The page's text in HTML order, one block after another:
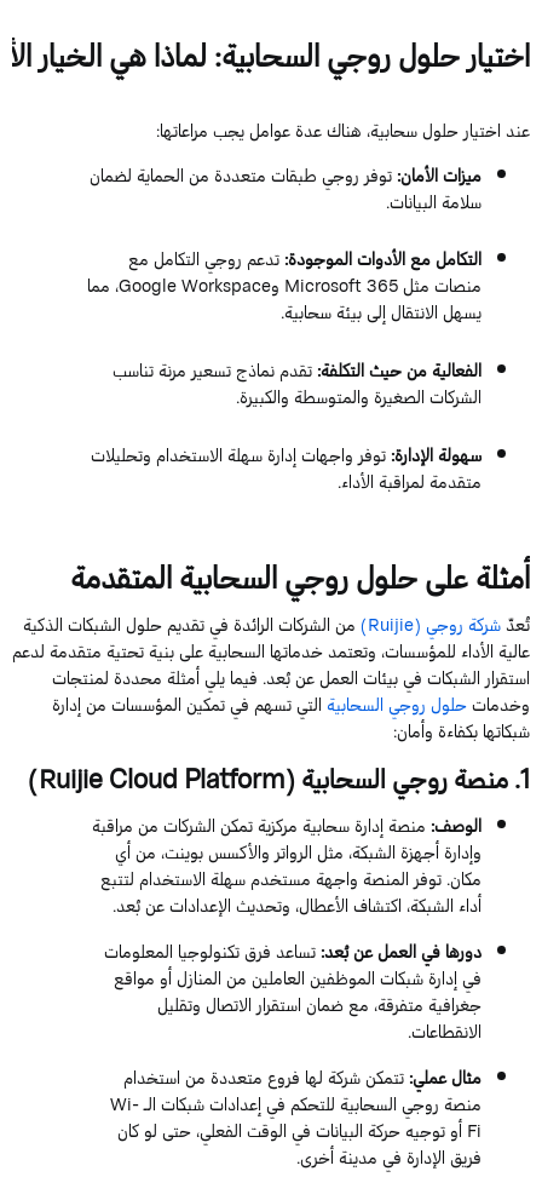
اختيارحلولروجيالسحابية:لماذاهيالخيار
عند اختيار حلول سحابية، هناك عدة عوامل يجب مراعاتها:
ميزات الأمان:توفر روجي طبقات متعددة من الحماية لضمان
سلامة البيانات.
التكامل مع الأدوات الموجودة:تدعم روجي التكامل مع
منصات مثل Microsoft 365 وGoogle Workspace، مما
يسهل الانتقال إلى بيئة سحابية.
الفعالية من حيث التكلفة:تقدم نماذج تسعير مرنة تناسب
الشركات الصغيرة والمتوسطة والكبيرة.
سهولة الإدارة:توفر واجهات إدارة سهلة الاستخدام وتحليلات
متقدمة لمراقبة الأداء.
أمثلة علىحلول روجي السحابيةالمتقدمة
تُعدّشركة روجي (Ruijie
) من الشركات الرائدة في تقديم حلول الشبكات الذكية
عالية الأداء للمؤسسات، وتعتمد خدماتها السحابية على بنية تحتية متقدمة لدعم
استقرار الشبكات في بيئات العمل عن بُعد. فيما يلي أمثلة محددة لمنتجات
وخدماتحلول روجي السحابيةالتي تسهم في تمكين المؤسسات من إدارة
شبكاتها بكفاءة وأمان:
1. منصة روجي السحابية ( RuijieCloudPlatform
)
الوصف: منصة إدارة سحابية مركزية تمكن الشركات من مراقبة
وإدارة أجهزة الشبكة، مثلالرواتروالأكسس بوينت، من أي
مكان. توفر المنصة واجهة مستخدم سهلة الاستخدام لتتبع
أداء الشبكة، اكتشاف الأعطال، وتحديث الإعدادات عن بُعد.
دورها في العمل عن بُعد:تساعد فرق تكنولوجيا المعلومات
في إدارة شبكات الموظفين العاملين من المنازل أو مواقع
جغرافية متفرقة، مع ضمان استقرار الاتصال وتقليل
الانقطاعات.
مثال عملي:تتمكن شركة لها فروع متعددة من استخدام
منصة روجي السحابية للتحكم في إعدادات شبكات الـWi-
Fiأو توجيه حركة البيانات في الوقت الفعلي، حتى لو كان
فريق الإدارة في مدينة أخرى.